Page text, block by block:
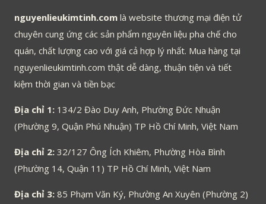
nguyenlieukimtinh.com là website thương mại điện tử
chuyên cung ứng các sản phẩm nguyên liệu pha chế cho
quán, chất lượng cao với giá cả hợp lý nhất. Mua hàng tại
nguyenlieukimtinh.com thật dễ dàng, thuận tiện và tiết
kiệm thời gian và tiền bạc
Địa chỉ 1: 134/2 Đào Duy Anh, Phường Đức Nhuận
(Phường 9, Quận Phú Nhuận) TP Hồ Chí Minh, Việt Nam
Địa chỉ 2: 32/127 Ông Ích Khiêm, Phường Hòa Bình
(Phường 14, Quận 11) TP Hồ Chí Minh, Việt Nam
Địa chỉ 3: 85 Phạm Văn Ký, Phường An Xuyên (Phường 2)